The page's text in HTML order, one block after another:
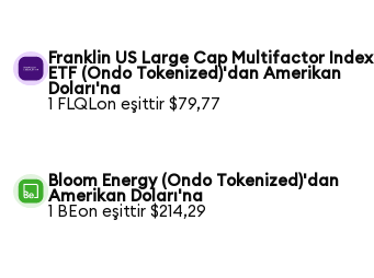
Franklin US Large Cap Multifactor Index
ETF (Ondo Tokenized)'dan Amerikan
Doları'na
1 FLQLon eşittir $79,77
Bloom Energy (Ondo Tokenized)'dan
Amerikan Doları'na
1 BEon eşittir $214,29